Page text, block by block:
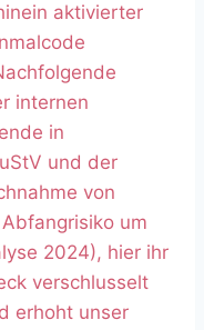
aktivierter
internen
in
und der
von
um
2024), hier ihr
verschlusselt
erhoht unser